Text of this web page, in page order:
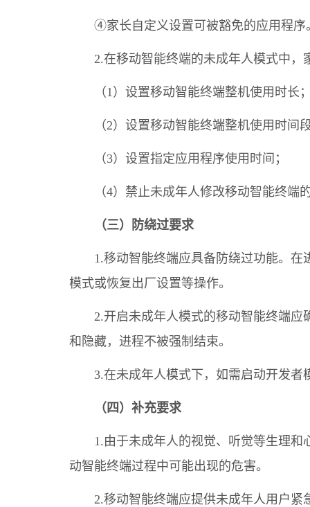
④家长自定义设置可被豁免的应用程序
2.在移动智能终端的未成年人模式中
（1）设置移动智能终端整机使用时长
（2）设置移动智能终端整机使用时
（3）设置指定应用程序使用时间；
（4）禁止未成年人修改移动智能终端
（三）防绕过要求
1.移动智能终端应具备防绕过功能。
模式或恢复出厂设置等操作。
2.开启未成年人模式的移动智能终端
和隐藏，进程不被强制结束。
3.在未成年人模式下，如需启动开发者
（四）补充要求
1.由于未成年人的视觉、听觉等生理
动智能终端过程中可能出现的危害。
2.移动智能终端应提供未成年人用户